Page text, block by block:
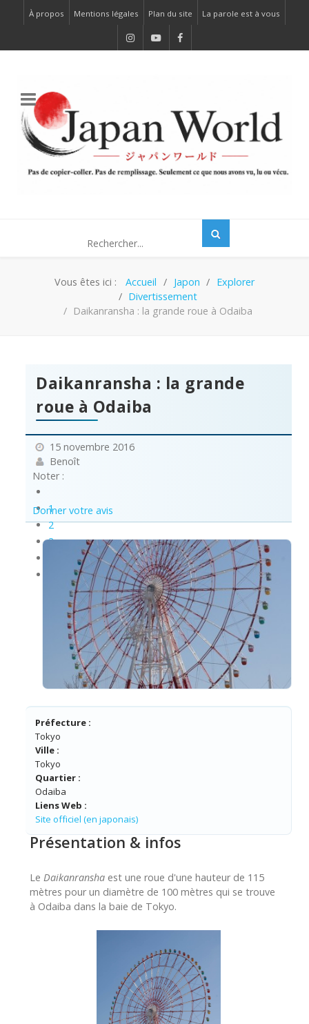
À propos Mentions légales Plan du site La parole est à vous
Vous êtes ici : Accueil Japon
Explorer
Divertissement
Daikanransha : la grande roue à Odaiba
Daikanransha : la grande
roue à Odaiba
15 novembre 2016
Benoît
Noter :
1
2
3
Donner votre avis
Préfecture :
Tokyo
Ville :
Tokyo
Quartier :
Odaiba
Liens Web :
Site officiel (en japonais)
Présentation & infos
Le Daikanransha est une roue d'une hauteur de 115
mètres pour un diamètre de 100 mètres qui se trouve
à Odaiba dans la baie de Tokyo.